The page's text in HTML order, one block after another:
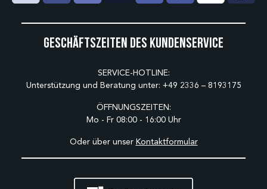
Geschäftszeiten des Kundenservice
SERVICE-HOTLINE:
Unterstützung und Beratung unter: +49 2336 – 8193175
ÖFFNUNGSZEITEN:
Mo - Fr 08:00 - 16:00 Uhr
Oder über unser Kontaktformular